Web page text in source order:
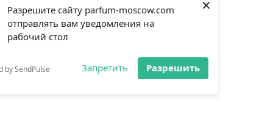
Разрешите сайту parfum-moscow.com
отправлять вам уведомления на
рабочий стол
by SendPulse Запретить Разрешить
×